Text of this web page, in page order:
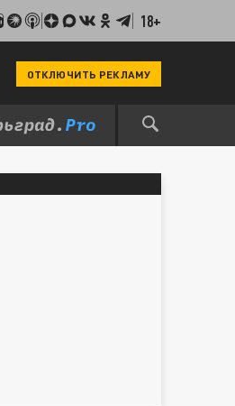
18+
ОТКЛЮЧИТЬ РЕКЛАМУ